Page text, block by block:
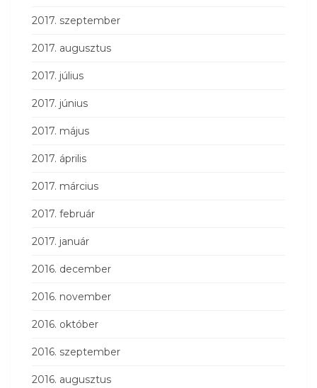
2017. szeptember
2017. augusztus
2017. július
2017. június
2017. május
2017. április
2017. március
2017. február
2017. január
2016. december
2016. november
2016. október
2016. szeptember
2016. augusztus